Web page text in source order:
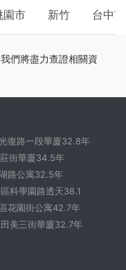
園市 新竹 台中市
們將盡力查證相關資
復路一段華廈32.8年
街華廈34.5年
路公寓32.5年
科學園路透天38.1
花園街公寓42.7年
美三街華廈32.7年